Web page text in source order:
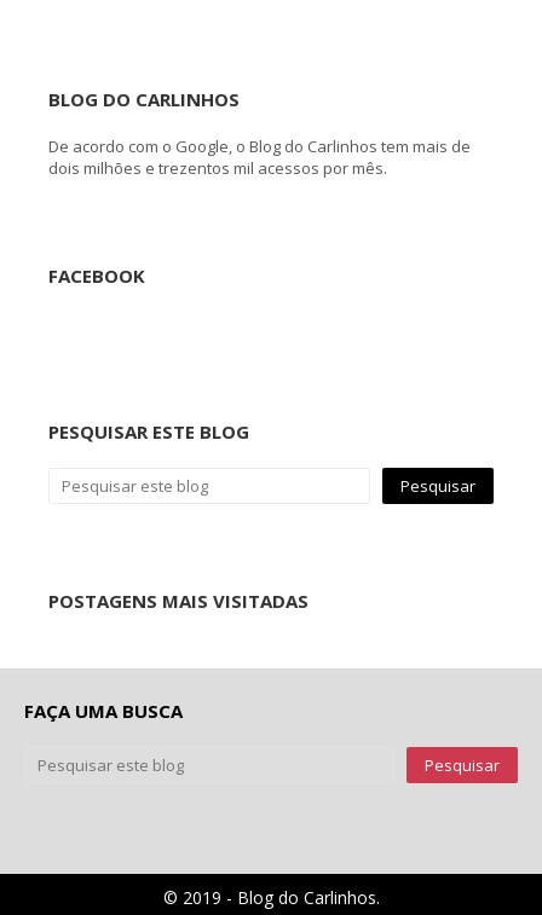
BLOG DO CARLINHOS
De acordo com o Google, o Blog do Carlinhos tem mais de
dois milhões e trezentos mil acessos por mês.
FACEBOOK
PESQUISAR ESTE BLOG
POSTAGENS MAIS VISITADAS
FAÇA UMA BUSCA
© 2019 - Blog do Carlinhos.